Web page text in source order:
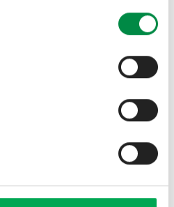
prismodellen. Vi har
du som kund kommer få
innan införandet 2026.